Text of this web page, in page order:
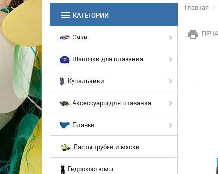
menu КАТЕГОРИИ
Очки
Шапочки для плавания
Купальники
Аксессуары для плавания
Плавки
Ласты трубки и маски
Гидрокостюмы
Главная
print